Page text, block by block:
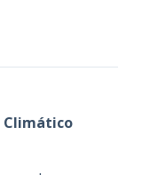
Climático